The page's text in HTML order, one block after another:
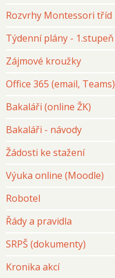
Rozvrhy Montessori tříd
Týdenní plány - 1.stupeň
Zájmové kroužky
Office 365 (email, Teams)
Bakaláři (online ŽK)
Bakaláři - návody
Žádosti ke stažení
Výuka online (Moodle)
Robotel
Řády a pravidla
SRPŠ (dokumenty)
Kronika akcí